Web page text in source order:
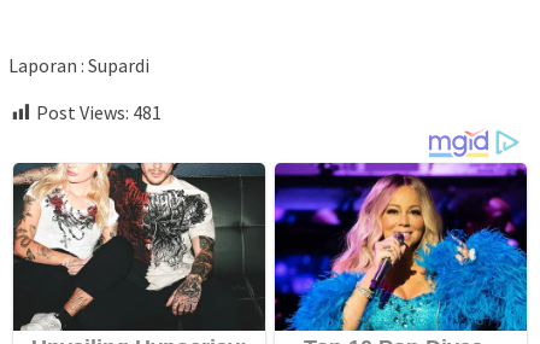
Laporan : Supardi
Post Views: 481